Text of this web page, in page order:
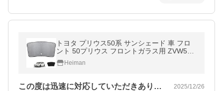
トヨタ プリウス50系 サンシェード 車 フロ
ント 50プリウス フロントガラス用 ZVW50
ZVW51 ZVW55 (2015年〓2022年) プリウス
50 車用サンシェード 遮
Heiman
この度は迅速に対応していただきありがと… 2025/12/26